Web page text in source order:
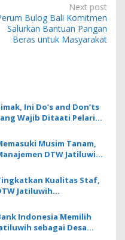
Next post
Bulog Bali Komitmen
Salurkan Bantuan Pangan
Beras untuk Masyarakat
Ini Do’s and Don’ts
Wajib Ditaati Pelari
JatiluwihMusim Tanam,
DTW Jatiluwih
Tempek SubakKualitas Staf,
Jatiluwih
Bali Gelar Pelatihan
AI
Indonesia Memilih
sebagai Desa